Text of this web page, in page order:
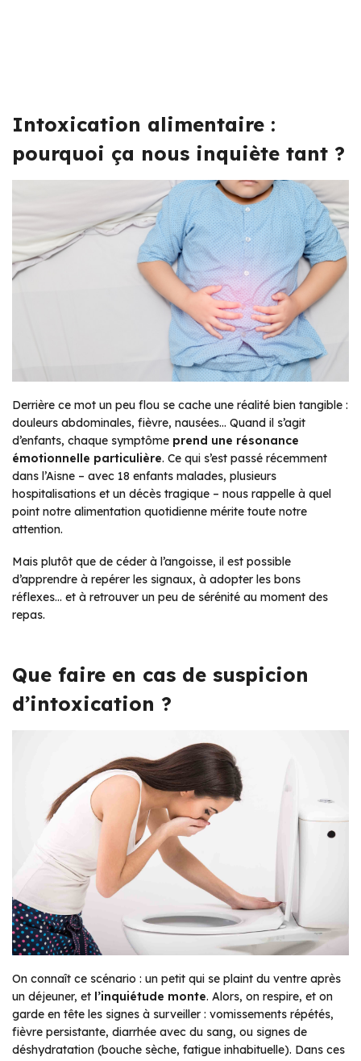
Intoxication alimentaire :
pourquoi ça nous inquiète tant ?
Derrière ce mot un peu flou se cache une réalité bien tangible :
douleurs abdominales, fièvre, nausées… Quand il s’agit
d’enfants, chaque symptôme prend une résonance
émotionnelle particulière. Ce qui s’est passé récemment
dans l’Aisne – avec 18 enfants malades, plusieurs
hospitalisations et un décès tragique – nous rappelle à quel
point notre alimentation quotidienne mérite toute notre
attention.
Mais plutôt que de céder à l’angoisse, il est possible
d’apprendre à repérer les signaux, à adopter les bons
réflexes… et à retrouver un peu de sérénité au moment des
repas.
Que faire en cas de suspicion
d’intoxication ?
On connaît ce scénario : un petit qui se plaint du ventre après
un déjeuner, et l’inquiétude monte. Alors, on respire, et on
garde en tête les signes à surveiller : vomissements répétés,
fièvre persistante, diarrhée avec du sang, ou signes de
déshydratation (bouche sèche, fatigue inhabituelle). Dans ces